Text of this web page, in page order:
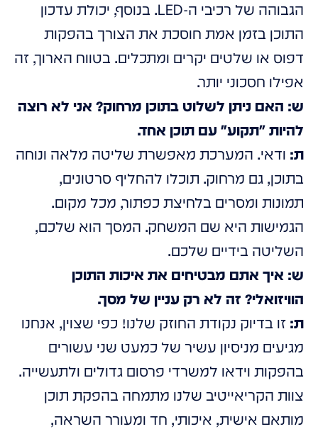
הגבוהה של רכיבי ה-LED. בנוסף, יכולת עדכון
התוכן בזמן אמת חוסכת את הצורך בהפקות
דפוס או שלטים יקרים ומתכלים. בטווח הארוך, זה
אפילו חסכוני יותר.
ש: האם ניתן לשלוט בתוכן מרחוק? אני לא רוצה
להיות "תקוע" עם תוכן אחד.
ת: ודאי. המערכת מאפשרת שליטה מלאה ונוחה
בתוכן, גם מרחוק. תוכלו להחליף סרטונים,
תמונות ומסרים בלחיצת כפתור, מכל מקום.
הגמישות היא שם המשחק. המסך הוא שלכם,
השליטה בידיים שלכם.
ש: איך אתם מבטיחים את איכות התוכן
הוויזואלי? זה לא רק עניין של מסך.
ת: זו בדיוק נקודת החוזק שלנו! כפי שצוין, אנחנו
מגיעים מניסיון עשיר של כמעט שני עשורים
בהפקות וידאו למשרדי פרסום גדולים ולתעשייה.
צוות הקריאייטיב שלנו מתמחה בהפקת תוכן
מותאם אישית, איכותי, חד ומעורר השראה,